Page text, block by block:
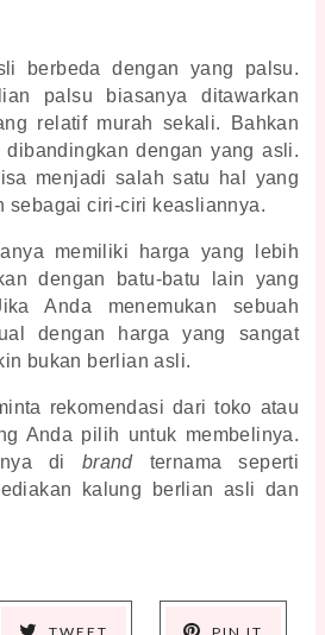
berbeda dengan yang palsu.
palsu biasanya ditawarkan
relatif murah sekali. Bahkan
dengan yang asli.
menjadi salah satu hal yang
sebagai ciri-ciri keasliannya.
memiliki harga yang lebih
dengan batu-batu lain yang
Anda menemukan sebuah
dengan harga yang sangat
bukan berlian asli.
Anda pilih untuk membelinya.
di brand ternama seperti
kalung berlian asli dan